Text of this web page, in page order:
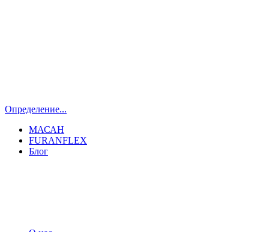
Определение...
МАСАН
FURANFLEX
Блог